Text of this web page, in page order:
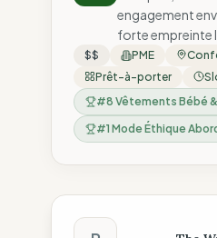
engagement
forte empreinte
$$ PME
Prêt-à-porter
#8 Vêtements Bébé
#1 Mode Éthique
Score The